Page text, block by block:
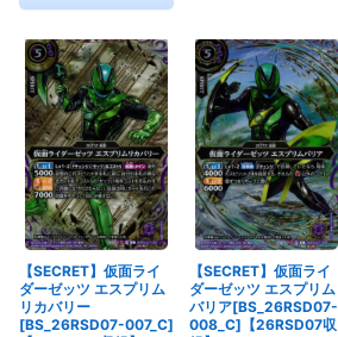
【SECRET】仮面ライ
ダーゼッツ エスプリム
リカバリー
[BS_26RSD07-007_C]
【SECRET】仮面ライ
ダーゼッツ エスプリム
バリア[BS_26RSD07-
008_C]【26RSD07収